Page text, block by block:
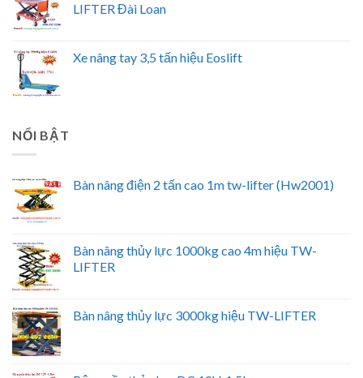
LIFTER Đài Loan
Xe nâng tay 3,5 tấn hiệu Eoslift
NỔI BẬT
Bàn nâng điện 2 tấn cao 1m tw-lifter (Hw2001)
Bàn nâng thủy lực 1000kg cao 4m hiệu TW-
LIFTER
Bàn nâng thủy lực 3000kg hiệu TW-LIFTER